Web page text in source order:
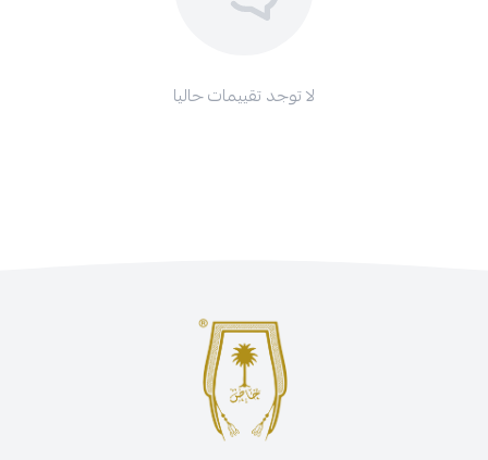
يعكس شخصية قوية وذوقًا مميزًا
يدوم لمعانه ولا يبهت مع الوقتلا توجد تقييمات حاليا